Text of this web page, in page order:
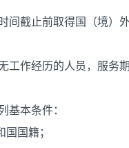
间截止前取得国（境）
工作经历的人员，服务
基本条件：
国国籍；